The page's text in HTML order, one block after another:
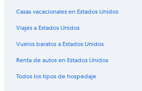
Hoteles baratos en Montbello
Hoteles con restaurante en Montbello
Marriott Hotels & Resorts en Montbello
Hoteles en Montbello
Hoteles cerca de The Aurora Fox
Casas vacacionales en Estados Unidos
Viajes a Estados Unidos
Vuelos baratos a Estados Unidos
Renta de autos en Estados Unidos
Todos los tipos de hospedaje